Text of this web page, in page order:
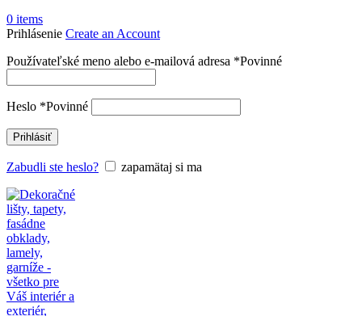
0 items
Prihlásenie Create an Account
Používateľské meno alebo e-mailová adresa *Povinné
Heslo *Povinné
Prihlásiť
Zabudli ste heslo? zapamätaj si ma